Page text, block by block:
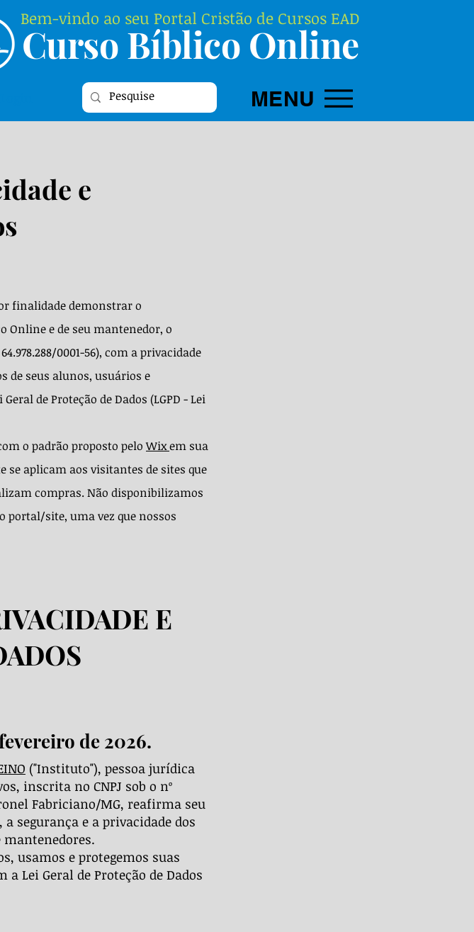
Curso Bíblico Online
Bem-vindo ao seu Portal Cristão de Cursos EAD
MENU
e
finalidade demonstrar o
Online e de seu mantenedor, o
0001-56), com a privacidade
de seus alunos, usuários e
de Proteção de Dados (LGPD - Lei
o padrão proposto peloWixem sua
se aplicam aos visitantes de sites que
compras. Não disponibilizamos
site, uma vez que nossos
E
de 2026.
("Instituto"), pessoa jurídica
inscrita no CNPJ sob o nº
Fabriciano/MG, reafirma seu
segurança e a privacidade dos
usamos e protegemos suas
Lei Geral de Proteção de Dados